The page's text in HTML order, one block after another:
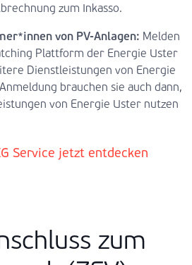
zum Inkasso.
von PV-Anlagen: Melden
Plattform der Energie Uster
Dienstleistungen von Energie
brauchen sie auch dann,
von Energie Uster nutzen
Service jetzt entdecken
zum